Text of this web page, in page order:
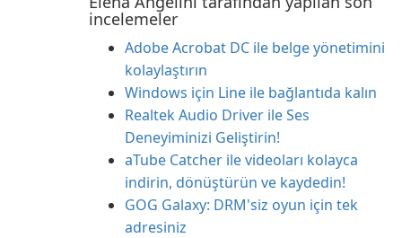
incelemeler
Adobe Acrobat DC ile belge yönetimini
kolaylaştırın
Windows için Line ile bağlantıda kalın
Realtek Audio Driver ile Ses
Deneyiminizi Geliştirin!
aTube Catcher ile videoları kolayca
indirin, dönüştürün ve kaydedin!
GOG Galaxy: DRM'siz oyun için tek
adresiniz